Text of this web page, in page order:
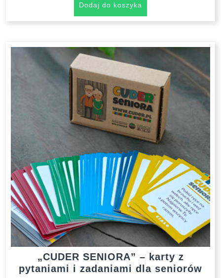
Dodaj do koszyka
„CUDER SENIORA” – karty z
pytaniami i zadaniami dla seniorów